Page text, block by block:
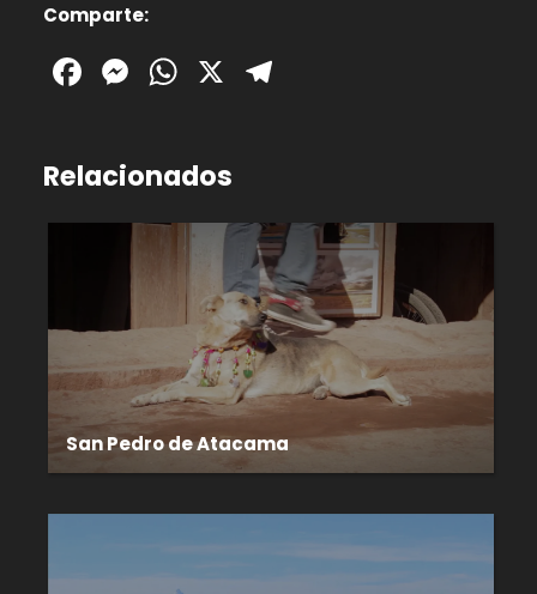
Comparte:
Facebook
Messenger
WhatsApp
X
Relacionados
San Pedro de Atacama